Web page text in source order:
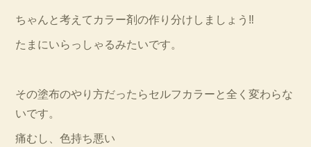
ちゃんと考えてカラー剤の作り分けしましょう‼︎
たまにいらっしゃるみたいです。
その塗布のやり方だったらセルフカラーと全く変わらな
いです。
痛むし、色持ち悪い